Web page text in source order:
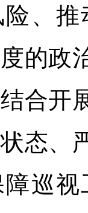
、
的政
合开
态、
巡